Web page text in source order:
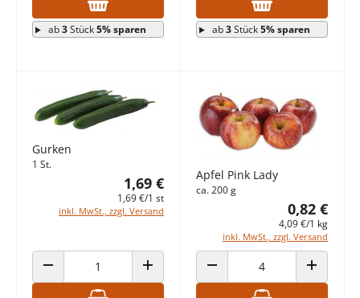
ab3Stück5% sparen ab3Stück5% sparen
Gurken
1 St.
1,69 €
1,69 €/1 st
inkl. MwSt., zzgl. Versand
ANZAHL VERRINGERN ANZAHL ERHÖHEN
Apfel Pink Lady
ca. 200 g
0,82 €
4,09 €/1 kg
inkl. MwSt., zzgl. Versand
ANZAHL VERRINGERN ANZAHL